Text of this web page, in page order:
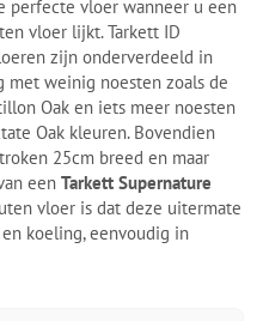
perfecte vloer wanneer u een
vloer lijkt. Tarkett ID
zijn onderverdeeld in
weinig noesten zoals de
Oak en iets meer noesten
Oak kleuren. Bovendien
25cm breed en maar
een Tarkett Supernature
vloer is dat deze uitermate
koeling, eenvoudig in